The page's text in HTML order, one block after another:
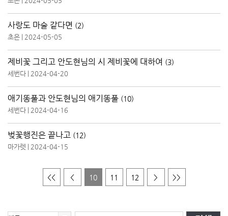
사랑도 마술 같다면 (2)
초은 2024-05-05
제비꽃 그리고 안도현님의 시 제비꽃에 대하여 (3)
세번다 2024-04-20
애기똥풀과 안도현님의 애기똥풀 (10)
세번다 2024-04-16
벚꽃행진은 끝나고 (12)
마가렛 2024-04-15
<< < 10 11 12 > >>